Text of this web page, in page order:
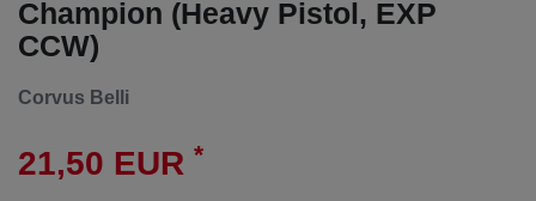
Champion (Heavy Pistol, EXP
CCW)
Corvus Belli
21,50 EUR *